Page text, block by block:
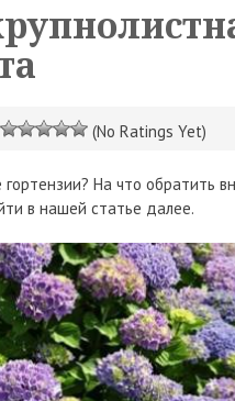
(No Ratings Yet)
На что обратить
в нашей статье далее.